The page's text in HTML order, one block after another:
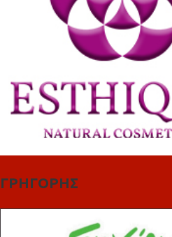
ΓΡΗΓΟΡΗΣ